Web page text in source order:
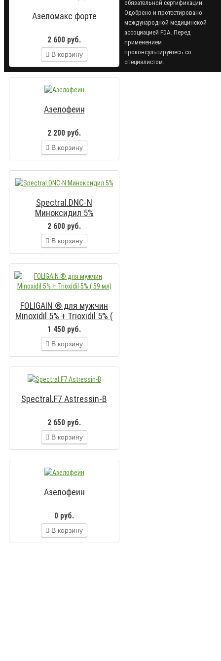
Азеломакс форте
2 600 руб.
В корзину
Азелофеин
2 200 руб.
В корзину
Spectral.DNC-N
Миноксидил 5%
2 600 руб.
В корзину
FOLIGAIN ® для мужчин
Minoxidil 5% + Trioxidil 5% (
59 мл)
1 450 руб.
В корзину
Spectral.F7 Astressin-B
2 650 руб.
В корзину
Азелофеин
0 руб.
В корзину
обязательной сертификации.
Одобрено и протестировано
международной медицинской
ассоциацией FDA. Перед
применением
проконсультируйтесь со
специалистом.